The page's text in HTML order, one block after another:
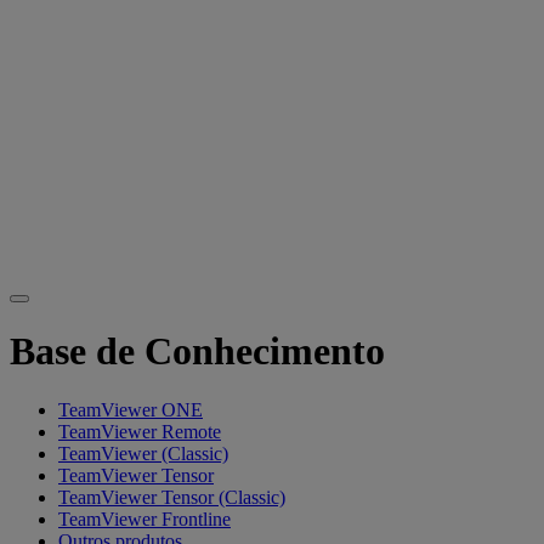
Base de Conhecimento
TeamViewer ONE
TeamViewer Remote
TeamViewer (Classic)
TeamViewer Tensor
TeamViewer Tensor (Classic)
TeamViewer Frontline